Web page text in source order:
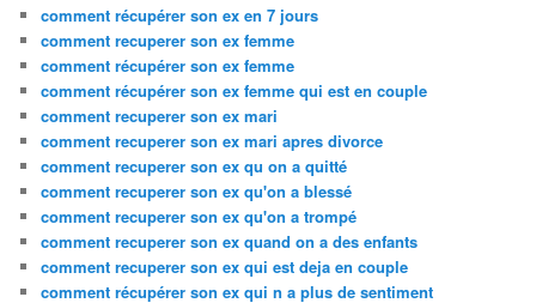
comment récupérer son ex en 7 jours
comment recuperer son ex femme
comment récupérer son ex femme
comment récupérer son ex femme qui est en couple
comment recuperer son ex mari
comment recuperer son ex mari apres divorce
comment recuperer son ex qu on a quitté
comment recuperer son ex qu'on a blessé
comment recuperer son ex qu'on a trompé
comment recuperer son ex quand on a des enfants
comment recuperer son ex qui est deja en couple
comment récupérer son ex qui n a plus de sentiment